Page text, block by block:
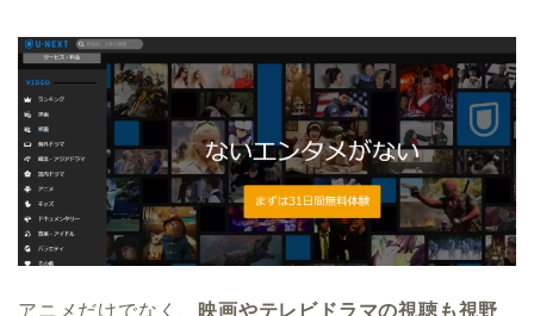
アニメだけでなく、
映画やテレビドラマの視聴も視野